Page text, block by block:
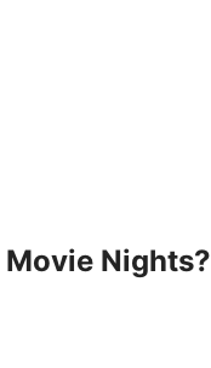
Nights?